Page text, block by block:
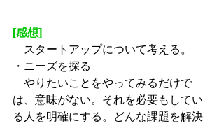
[感想]
スタートアップについて考える。
・ニーズを探る
やりたいことをやってみるだけで
は、意味がない。それを必要もしてい
る人を明確にする。どんな課題を解決